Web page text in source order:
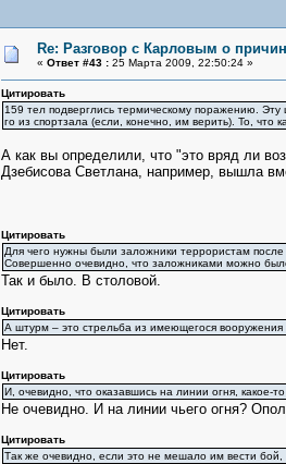
Re: Разговор с Карловым о
« Ответ #43 :25 Марта 2009, 22:50:24 »
Цитировать
159 тел подверглись термическому поражению.
го из спортзала (если, конечно, им верить). То, что
А как вы определили, что "это вряд ли
Дзебисова Светлана, например, вышла
Цитировать
Для чего нужны были заложники террористам
Совершенно очевидно, что заложниками можно
Так и было. В столовой.
Цитировать
А штурм – это стрельба из имеющегося вооружения
Нет.
Цитировать
И, очевидно, что оказавшись на линии огня, какое-
Не очевидно. И на линии чьего огня?
Цитировать
Так же очевидно, если это не мешало им вести